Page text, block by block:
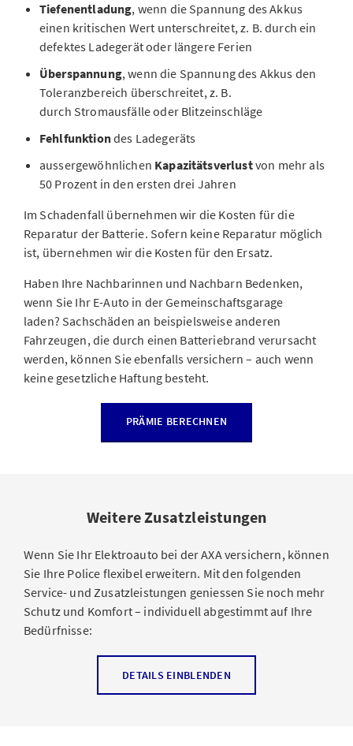
Tiefenentladung, wenn die Spannung des Akkus
einen kritischen Wert unterschreitet, z. B. durch ein
defektes Ladegerät oder längere Ferien
Überspannung, wenn die Spannung des Akkus den
Toleranzbereich überschreitet, z. B.
durch Stromausfälle oder Blitzeinschläge
Fehlfunktiondes Ladegeräts
aussergewöhnlichen Kapazitätsverlustvon mehr als
50 Prozent in den ersten drei Jahren
Im Schadenfall übernehmen wir die Kosten für die
Reparatur der Batterie. Sofern keine Reparatur möglich
ist, übernehmen wir die Kosten für den Ersatz.
Haben Ihre Nachbarinnen und Nachbarn Bedenken,
wenn Sie Ihr E-Auto in der Gemeinschaftsgarage
laden? Sachschäden an beispielsweise anderen
Fahrzeugen, die durch einen Batteriebrand verursacht
werden, können Sie ebenfalls versichern – auch wenn
keine gesetzliche Haftung besteht.
PRÄMIE BERECHNEN
Weitere Zusatzleistungen
Wenn Sie Ihr Elektroauto bei der AXA versichern, können
Sie Ihre Police flexibel erweitern. Mit den folgenden
Service- und Zusatzleistungen geniessen Sie noch mehr
Schutz und Komfort – individuell abgestimmt auf Ihre
Bedürfnisse:
Grobfahrlässigkeit:Auch bei grobfahrlässig
verursachten Schäden, wie etwa beim Überfahren
DETAILS EINBLENDEN